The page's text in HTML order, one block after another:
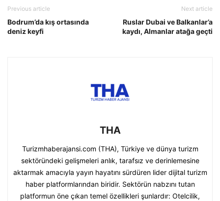
Previous article
Bodrum’da kış ortasında
deniz keyfi
Next article
Ruslar Dubai ve Balkanlar’a
kaydı, Almanlar atağa geçti
THA
Turizmhaberajansi.com (THA), Türkiye ve dünya turizm
sektöründeki gelişmeleri anlık, tarafsız ve derinlemesine
aktarmak amacıyla yayın hayatını sürdüren lider dijital turizm
haber platformlarından biridir. Sektörün nabzını tutan
platformun öne çıkan temel özellikleri şunlardır: Otelcilik,